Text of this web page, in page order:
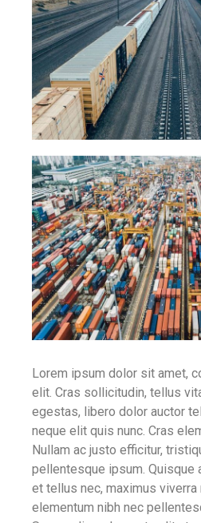
Lorem ipsum dolor sit amet,
elit. Cras sollicitudin, tellus
egestas, libero dolor auctor
neque elit quis nunc. Cras
Nullam ac justo efficitur,
pellentesque ipsum. Quisque
et tellus nec, maximus viverra
elementum nibh nec